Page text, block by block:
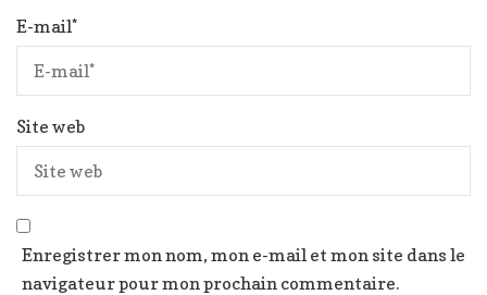
E-mail*
Site web
Enregistrer mon nom, mon e-mail et mon site dans le
navigateur pour mon prochain commentaire.